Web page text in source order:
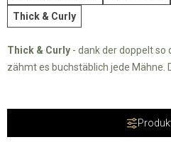
Thick & Curly
Thick & Curly - dank der doppelt so
zähmt es buchstäblich jede Mähne.